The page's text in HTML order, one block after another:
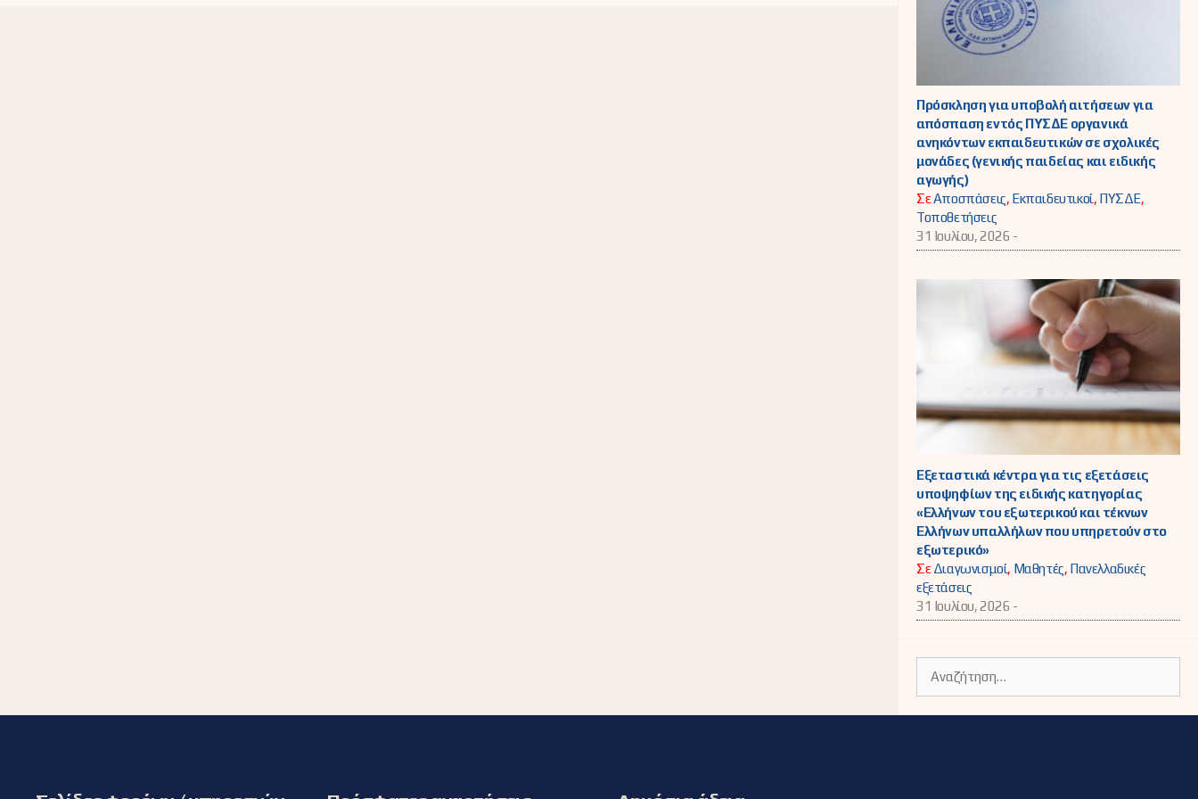
Πρόσκληση για υποβολή αιτήσεων για
απόσπαση εντός ΠΥΣΔΕ οργανικά
ανηκόντων εκπαιδευτικών σε σχολικές
μονάδες (γενικής παιδείας και ειδικής
αγωγής)
ΣεΑποσπάσεις, Εκπαιδευτικοί, ΠΥΣΔΕ,
Τοποθετήσεις
31 Ιουλίου, 2026 -
Εξεταστικά κέντρα για τις εξετάσεις
υποψηφίων της ειδικής κατηγορίας
«Ελλήνων του εξωτερικού και τέκνων
Ελλήνων υπαλλήλων που υπηρετούν στο
εξωτερικό»
ΣεΔιαγωνισμοί, Μαθητές, Πανελλαδικές
εξετάσεις
31 Ιουλίου, 2026 -
για: